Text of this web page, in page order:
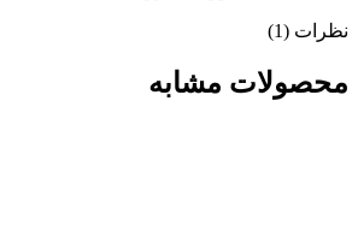
نظرات (1)
محصولات مشابه